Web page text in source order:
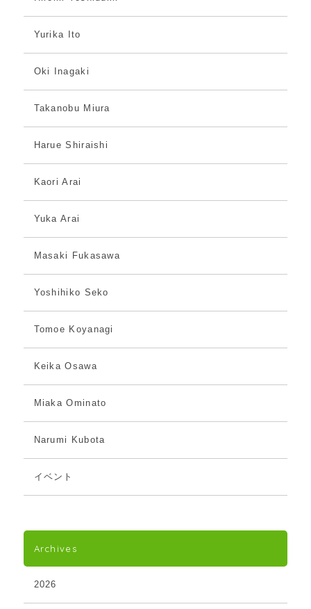
Yurika Ito
Oki Inagaki
Takanobu Miura
Harue Shiraishi
Kaori Arai
Yuka Arai
Masaki Fukasawa
Yoshihiko Seko
Tomoe Koyanagi
Keika Osawa
Miaka Ominato
Narumi Kubota
イベント
Archives
2026